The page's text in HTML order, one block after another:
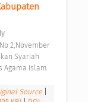
Syariah
Agama Islam
Source